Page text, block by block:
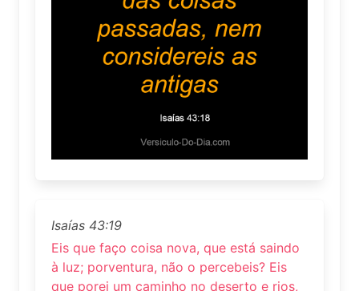
Isaías 43:19
Eis que faço coisa nova, que está saindo
à luz; porventura, não o percebeis? Eis
que porei um caminho no deserto e rios,